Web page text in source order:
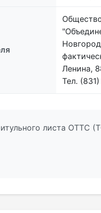
Ленина,
Тел.
листа ОТТС